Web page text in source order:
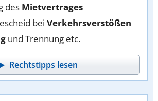
des Mietvertrages
bei Verkehrsverstößen
und Trennung etc.
Rechtstipps lesen